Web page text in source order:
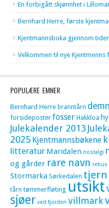
En forbigått skjønnhet i
Bernhard Herre, første
Kjentmannsboka gjennom
Velkommen til nye Kjentmenns
POPULÆRE EMNER
Bernhard Herre branntårn
forsideposter fosser Hakkloa
Julekalender 2013
2025 Kjentmannsbøkene
litteratur Maridalen nostalgi
og gårder rare navn rebus
Stormarka Sørkedalen tjern
tårn tømmerfløting utsikt
sjøer ved fjorden villmark